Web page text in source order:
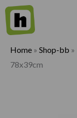
Home » Shop-bb »
78x39cm